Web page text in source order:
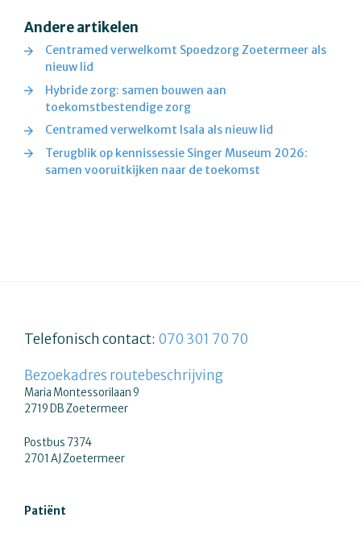
Andere artikelen
Centramed verwelkomt Spoedzorg Zoetermeer als
nieuw lid
Hybride zorg: samen bouwen aan
toekomstbestendige zorg
Centramed verwelkomt Isala als nieuw lid
Terugblik op kennissessie Singer Museum 2026:
samen vooruitkijken naar de toekomst
Telefonisch contact: 070 301 70 70
Bezoekadres routebeschrijving
Maria Montessorilaan 9
2719 DB Zoetermeer
Postbus 7374
2701 AJ Zoetermeer
Patiënt